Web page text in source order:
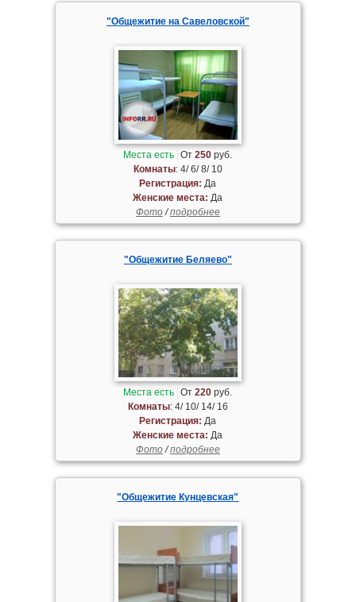
"Общежитие на Савеловской"
Места есть От250 руб.
Комнаты: 4/ 6/ 8/ 10
Регистрация: Да
Женские места: Да
Фото/подробнее
"Общежитие Беляево"
Места есть От220 руб.
Комнаты: 4/ 10/ 14/ 16
Регистрация: Да
Женские места: Да
Фото/подробнее
"Общежитие Кунцевская"